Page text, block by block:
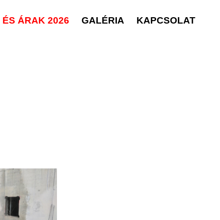
ÁRAK 2026 GALÉRIA KAPCSOLAT